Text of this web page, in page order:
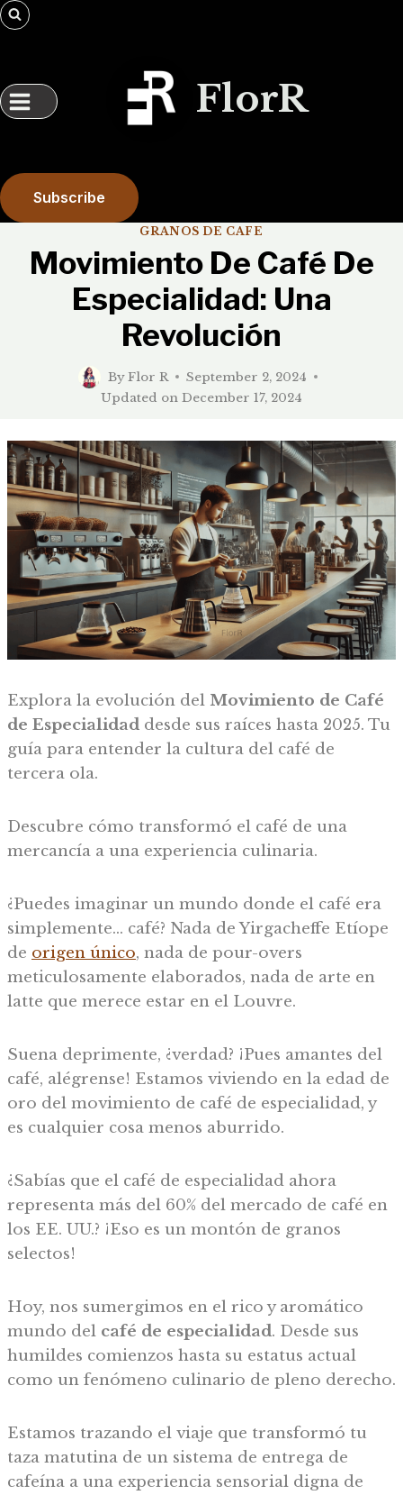
Skip
to
FlorR
Subscribe
GRANOS DE CAFE
Movimiento De Café De
Especialidad: Una
Revolución
ByFlor R
September 2, 2024
Updated on December 17, 2024
Explora la evolución del Movimiento de Café
de Especialidad desde sus raíces hasta 2025. Tu
guía para entender la cultura del café de
tercera ola.
Descubre cómo transformó el café de una
mercancía a una experiencia culinaria.
¿Puedes imaginar un mundo donde el café era
simplemente… café? Nada de Yirgacheffe Etíope
de origen único, nada de pour-overs
meticulosamente elaborados, nada de arte en
latte que merece estar en el Louvre.
Suena deprimente, ¿verdad? ¡Pues amantes del
café, alégrense! Estamos viviendo en la edad de
oro del movimiento de café de especialidad, y
es cualquier cosa menos aburrido.
¿Sabías que el café de especialidad ahora
representa más del 60% del mercado de café en
los EE. UU.? ¡Eso es un montón de granos
selectos!
Hoy, nos sumergimos en el rico y aromático
mundo del café de especialidad. Desde sus
humildes comienzos hasta su estatus actual
como un fenómeno culinario de pleno derecho.
Estamos trazando el viaje que transformó tu
taza matutina de un sistema de entrega de
cafeína a una experiencia sensorial digna de